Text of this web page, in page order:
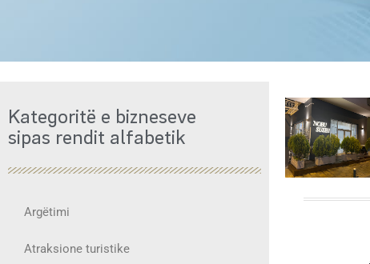
Kategoritë e bizneseve
sipas rendit alfabetik
Argëtimi
Atraksione turistike